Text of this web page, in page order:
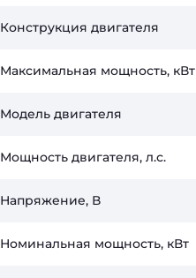
Конструкция двигателя
Максимальная мощность, кВт
Модель двигателя
Мощность двигателя, л.с.
Напряжение, В
Номинальная мощность, кВт